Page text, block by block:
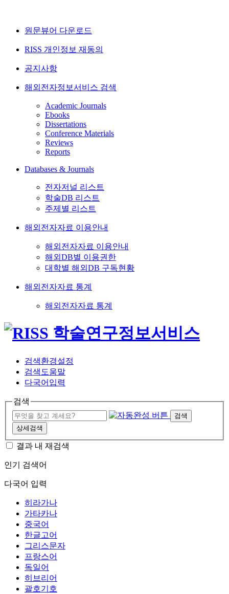
원문뷰어 다운로드
RISS 개인정보 재동의
공지사항
해외전자정보서비스 검색
Academic Journals
Ebooks
Dissertations
Conference Materials
Reviews
Reports
Databases & Journals
전자저널 리스트
학술DB 리스트
주제별 리스트
해외전자자료 이용안내
해외전자자료 이용안내
해외DB별 이용권한
대학별 해외DB 구독현황
해외전자자료 통계
해외전자자료 통계
검색환경설정
검색도움말
다국어입력
검색
검색
상세검색
결과 내 재검색
인기 검색어
다국어 입력
히라가나
가타카나
중국어
한글고어
그리스문자
프랑스어
독일어
히브리어
괄호기호